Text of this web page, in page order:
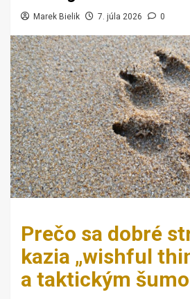
Marek Bielik 7. júla 2026 0
Prečo sa dobré
kazia „wishful
a taktickým